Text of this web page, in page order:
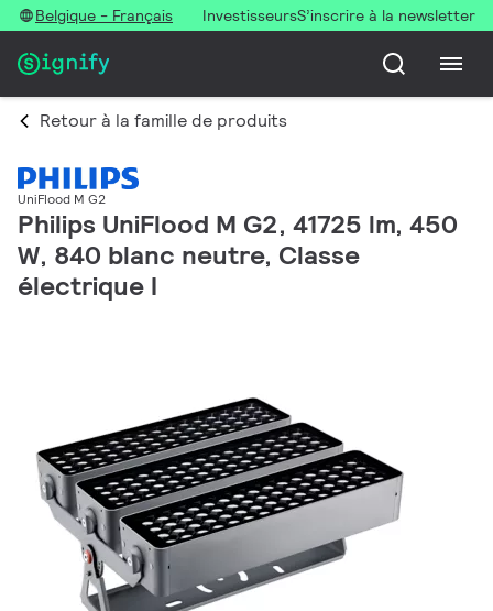
Belgique - Français InvestisseursS’inscrire à la newsletter
Retour à la famille de produits
UniFlood M G2
Philips UniFlood M G2, 41725 lm, 450
W, 840 blanc neutre, Classe
électrique I